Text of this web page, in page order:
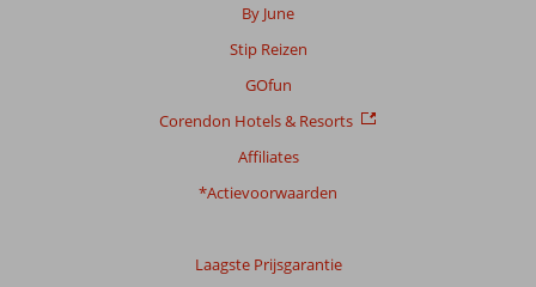
By June
Stip Reizen
GOfun
Corendon Hotels & Resorts
Affiliates
*Actievoorwaarden
Laagste Prijsgarantie